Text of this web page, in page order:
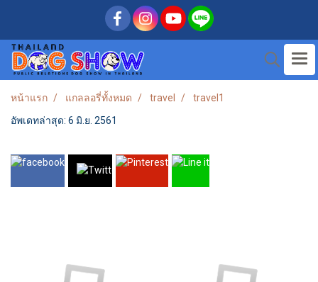
หน้าแรก แกลลอรี่ทั้งหมด travel
travel1
อัพเดทล่าสุด: 6 มิ.ย. 2561